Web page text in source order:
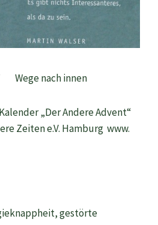
Wege nach innen
„Der Andere Advent“
Zeiten e.V. Hamburg www.
gestörte